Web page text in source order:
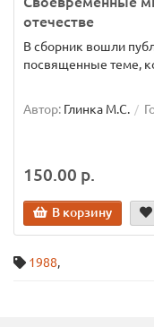
отечестве
В сборник вошли
посвященные теме,
Автор: Глинка М.С.
150.00 р.
В корзину
1988,